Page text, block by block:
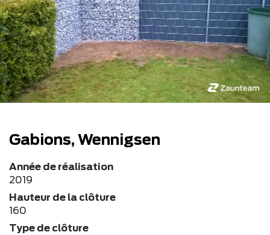
Gabions, Wennigsen
Année de réalisation
2019
Hauteur de la clôture
160
Type de clôture